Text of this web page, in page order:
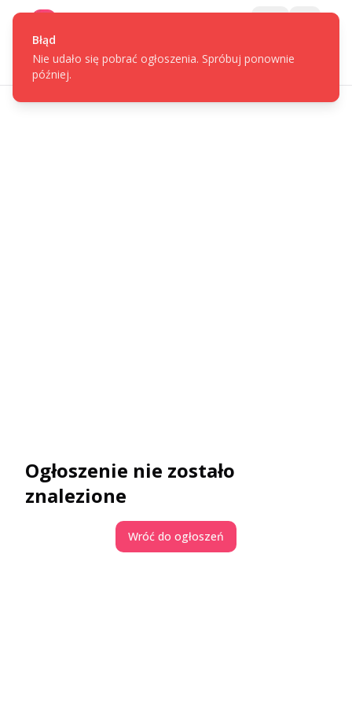
Ogłoszenie nie zostało
znalezione
Wróć do ogłoszeń
Błąd
Nie udało się pobrać ogłoszenia. Spróbuj ponownie
później.